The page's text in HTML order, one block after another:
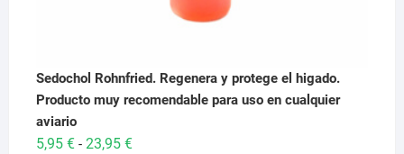
Sedochol Rohnfried. Regenera y protege el higado.
Producto muy recomendable para uso en cualquier
aviario
5,95 € - 23,95 €Rango